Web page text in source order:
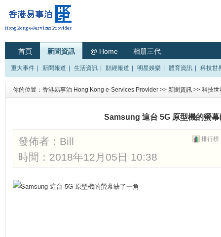
首頁 新聞資訊 @ Home 相册三代
重大事件 新聞報道 生活資訊 財經報道 明星娛樂 體育資訊 科技世
你的位置： 香港易事泊 Hong Kong e-Services Provider >> 新聞資訊 >> 科技世
Samsung 這台 5G 原型機的螢
排行榜
發佈者： Bill
時間：2018年12月05日 10:38